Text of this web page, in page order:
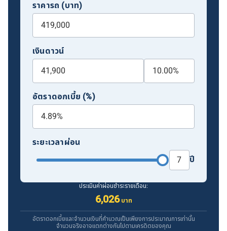
ราคารถ (บาท)
เงินดาวน์
อัตราดอกเบี้ย (%)
ระยะเวลาผ่อน
ปี
ประเมินค่าผ่อนชำระรายเดือน:
6,026 บาท
อัตราดอกเบี้ยและจำนวนเงินที่คำนวณเป็นเพียงการประมาณการเท่านั้น
จำนวนจริงอาจแตกต่างกันไปตามเครดิตของคุณ